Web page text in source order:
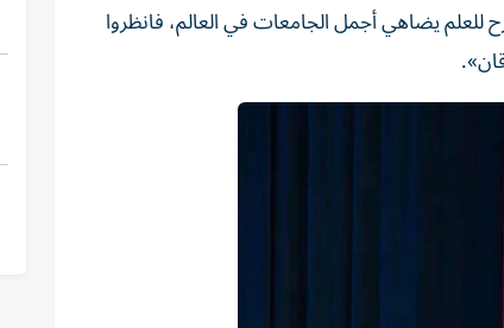
للعلم يضاهي أجمل الجامعات في العالم، فانظروا